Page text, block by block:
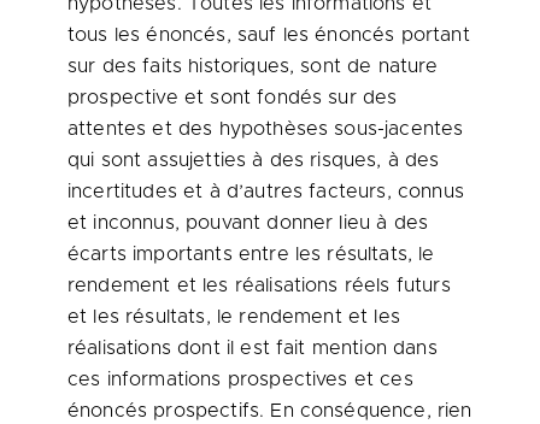
tous les énoncés, sauf les énoncés portant
sur des faits historiques, sont de nature
prospective et sont fondés sur des
attentes et des hypothèses sous-jacentes
qui sont assujetties à des risques, à des
incertitudes et à d’autres facteurs, connus
et inconnus, pouvant donner lieu à des
écarts importants entre les résultats, le
rendement et les réalisations réels futurs
et les résultats, le rendement et les
réalisations dont il est fait mention dans
ces informations prospectives et ces
énoncés prospectifs. En conséquence, rien